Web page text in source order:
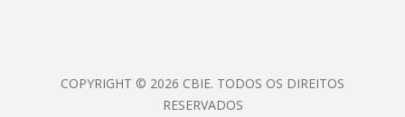
COPYRIGHT © 2026 CBIE. TODOS OS DIREITOS
RESERVADOS